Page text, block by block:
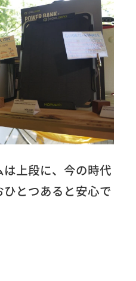
上段に、今の時代
とつあると安心で